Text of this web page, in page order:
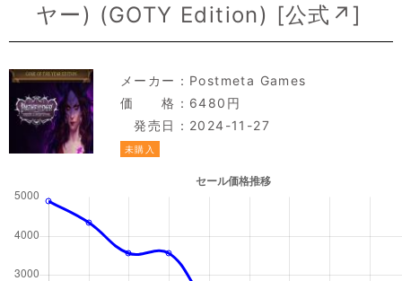
ヤー) (GOTY Edition) [公式↗]
メーカー： Postmeta Games
価 格：6480円
発売日：2024-11-27
未購入